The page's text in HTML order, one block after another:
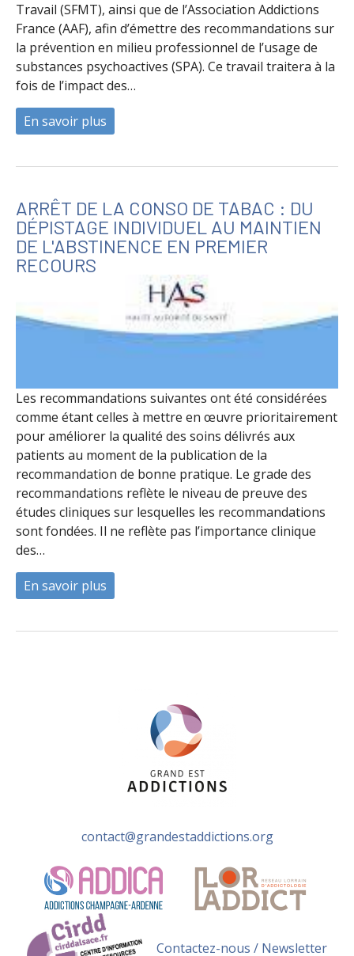
Travail (SFMT), ainsi que de l’Association Addictions
France (AAF), afin d’émettre des recommandations sur
la prévention en milieu professionnel de l’usage de
substances psychoactives (SPA). Ce travail traitera à la
fois de l’impact des…
En savoir plus
ARRÊT DE LA CONSO DE TABAC : DU
DÉPISTAGE INDIVIDUEL AU MAINTIEN
DE L'ABSTINENCE EN PREMIER
RECOURS
Les recommandations suivantes ont été considérées
comme étant celles à mettre en œuvre prioritairement
pour améliorer la qualité des soins délivrés aux
patients au moment de la publication de la
recommandation de bonne pratique. Le grade des
recommandations reflète le niveau de preuve des
études cliniques sur lesquelles les recommandations
sont fondées. Il ne reflète pas l’importance clinique
des…
En savoir plus
contact@grandestaddictions.org
Contactez-nous / Newsletter